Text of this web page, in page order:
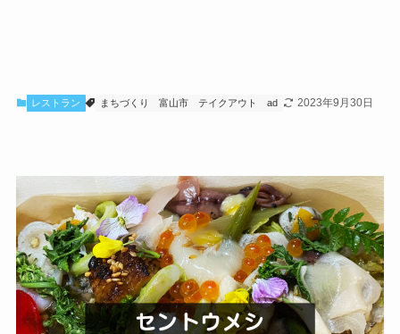
レストラン まちづくり 富山市 テイクアウト ad 2023年9月30日